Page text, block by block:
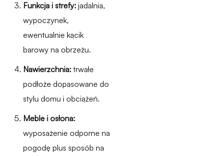
Funkcja i strefy: jadalnia,
wypoczynek,
ewentualnie kącik
barowy na obrzeżu.
Nawierzchnia: trwałe
podłoże dopasowane do
stylu domu i obciążeń.
Meble i osłona:
wyposażenie odporne na
pogodę plus sposób na